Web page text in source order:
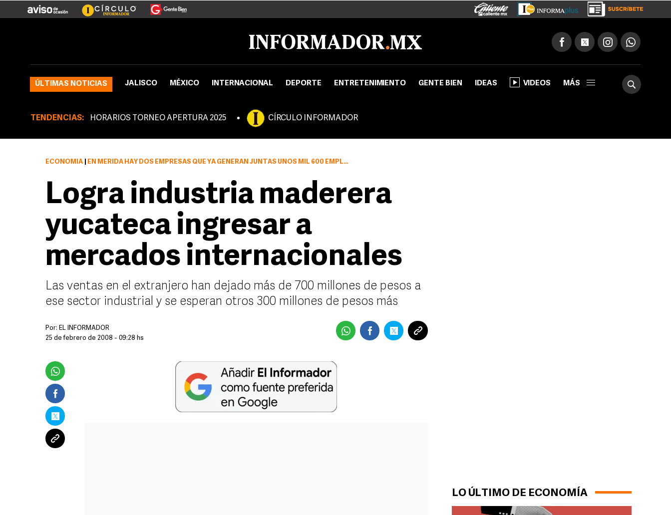
ÚLTIMAS NOTICIAS JALISCO MÉXICO INTERNACIONAL DEPORTE ENTRETENIMIENTO GENTE BIEN IDEAS VIDEOS MÁS
TENDENCIAS: HORARIOS TORNEO APERTURA 2025 CÍRCULO INFORMADOR
LO ÚLTIMO DE ECONOMÍA
ECONOMÍA EN MÉRIDA HAY DOS EMPRESAS QUE YA GENERAN JUNTAS UNOS MIL 600 EMPLEOS EN TOTAL.
Logra industria maderera
yucateca ingresar a
mercados internacionales
Las ventas en el extranjero han dejado más de 700 millones de pesos a
ese sector industrial y se esperan otros 300 millones de pesos más
Por: EL INFORMADOR
25 de febrero de 2008 - 09:28 hs